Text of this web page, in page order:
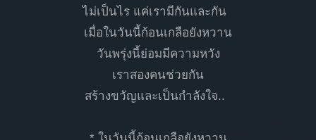
ไม่เป็นไร แค่เรามีกันและกัน
เมื่อในวันนี้ก้อนเกลือยังหวาน
วันพรุ่งนี้ย่อมมีความหวัง
เราสองคนช่วยกัน
สร้างขวัญและเป็นกำลังใจ..